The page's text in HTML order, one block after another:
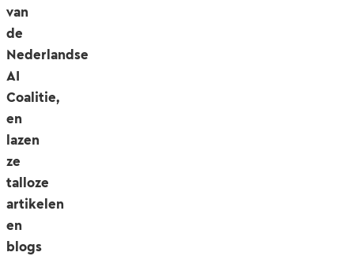
van
de
Nederlandse
AI
Coalitie,
en
lazen
ze
talloze
artikelen
en
blogs